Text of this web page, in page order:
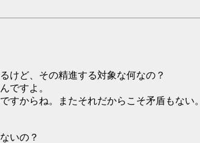
けど、その精進する対象な何なの？
ですよ。
すからね。またそれだからこそ矛盾もない。
いの？